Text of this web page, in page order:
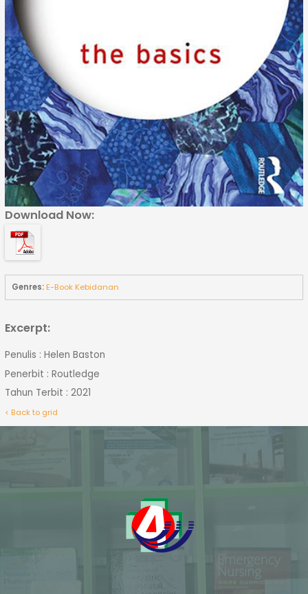
Download Now:
Genres:E-Book Kebidanan
Excerpt:
Penulis : Helen Baston
Penerbit : Routledge
Tahun Terbit : 2021
< Back to grid